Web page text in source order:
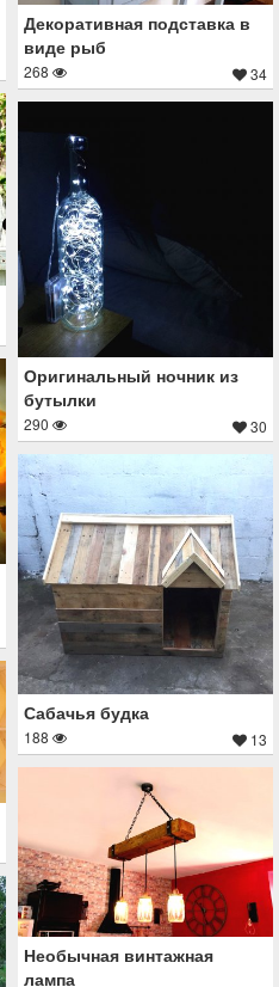
Декоративная подставка в
виде рыб
268 34
Оригинальный ночник из
бутылки
290 30
Сабачья будка
188 13
Необычная винтажная
лампа